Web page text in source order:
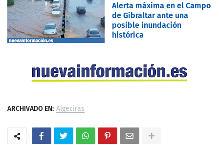
Alerta máxima en el Campo
de Gibraltar ante una
posible inundación
histórica
ARCHIVADO EN: Algeciras